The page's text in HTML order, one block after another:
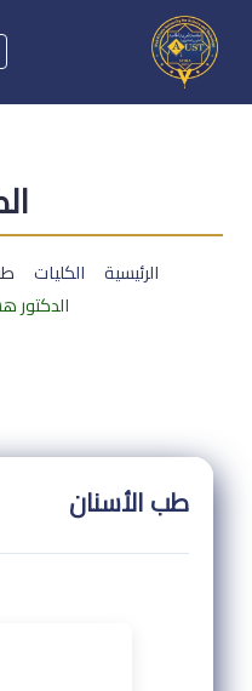
الرئيسية الكليات
الدكتور
طب الأسنان